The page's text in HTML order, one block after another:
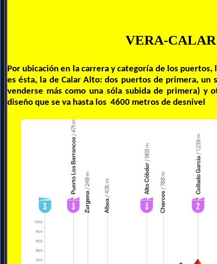
VERA-
Por ubicación en la carrera y categoría de los
es ésta, la de Calar Alto: dos puertos de primera, un
venderse más como una sóla subida de primera) y
diseño que se va hasta los 4600 metros de desnivel